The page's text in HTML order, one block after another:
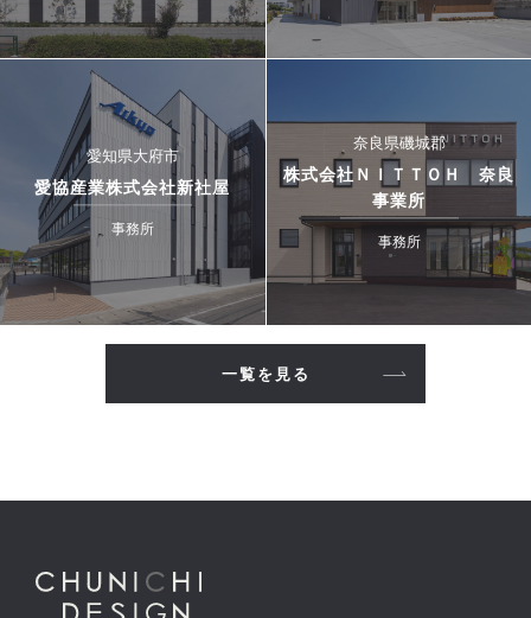
愛知県大府市
愛協産業株式会社新社屋
事務所
奈良県磯城郡
株式会社ＮＩＴＴＯＨ 奈良
事業所
事務所
一覧を見る